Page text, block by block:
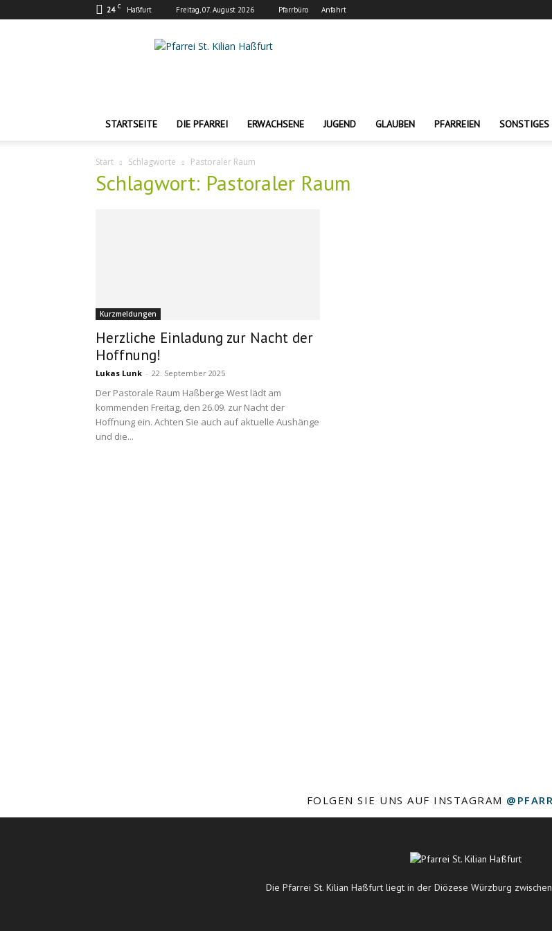
24 C Haßfurt Freitag, 07. August 2026 Pfarrbüro Anfahrt
Pfarrei
STARTSEITE DIE PFARREI ERWACHSENE JUGEND GLAUBEN PFARREIEN SONSTIGES
Start Schlagworte Pastoraler Raum
Schlagwort: Pastoraler Raum
Kurzmeldungen
Herzliche Einladung zur Nacht der
Hoffnung!
Lukas Lunk - 22. September 2025
Der Pastorale Raum Haßberge West lädt am
kommenden Freitag, den 26.09. zur Nacht der
Hoffnung ein. Achten Sie auch auf aktuelle Aushänge
und die...
FOLGEN SIE UNS AUF INSTAGRAM
Die Pfarrei St. Kilian Haßfurt liegt in der Diözese Würzburg